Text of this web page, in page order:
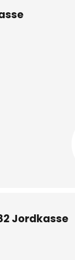
Jordkasse